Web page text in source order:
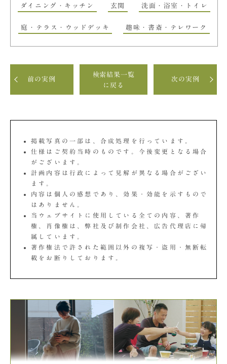
ダイニング・キッチン 玄関 洗面・浴室・トイレ
庭・テラス・ウッドデッキ 趣味・書斎・テレワーク
前の実例
検索結果一覧
に戻る
次の実例
掲載写真の一部は、合成処理を行っています。
仕様はご契約当時のものです。今後変更となる場合
がございます。
計画内容は行政によって見解が異なる場合がござい
ます。
内容は個人の感想であり、効果・効能を示すもので
はありません。
当ウェブサイトに使用している全ての内容、著作
権、肖像権は、弊社及び制作会社、広告代理店に帰
属しています。
著作権法で許された範囲以外の複写・盗用・無断転
載をお断りしております。